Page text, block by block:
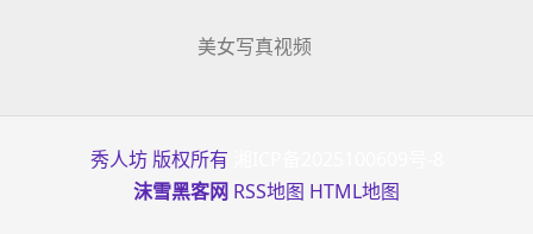
美女写真视频
秀人坊 版权所有
沫雪黑客网 RSS地图 HTML地图